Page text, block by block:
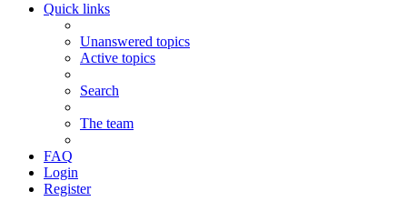
Quick links
Unanswered topics
Active topics
Search
The team
FAQ
Login
Register